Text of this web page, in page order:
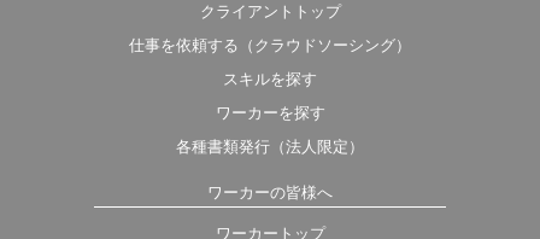
クライアントトップ
仕事を依頼する（クラウドソーシング）
スキルを探す
ワーカーを探す
各種書類発行（法人限定）
ワーカーの皆様へ
ワーカートップ